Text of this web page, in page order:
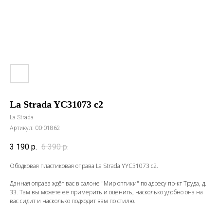
La Strada YC31073 c2
La Strada
Артикул: 00-01862
3 190 р. 6 390 р.
Ободковая пластиковая оправа La Strada YYC31073 c2.
Данная оправа ждёт вас в салоне "Мир оптики" по адресу пр-кт Труда, д.
33. Там вы можете её примерить и оценить, насколько удобно она на
вас сидит и насколько подходит вам по стилю.